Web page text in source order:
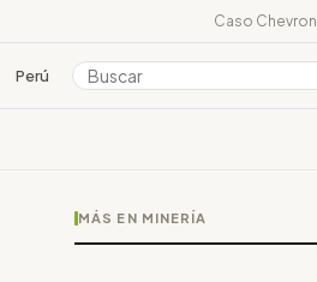
Caso Chevron
Perú Colombia
MÁS EN MINERÍA